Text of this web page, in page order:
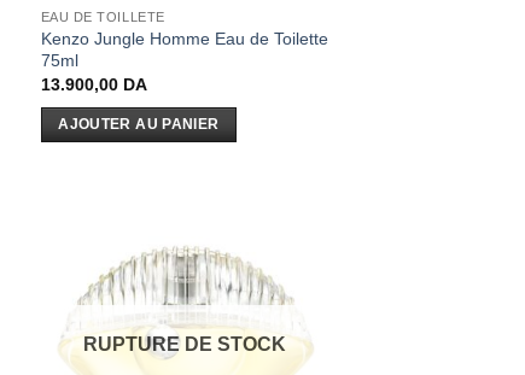
EAU DE TOILLETE
Kenzo Jungle Homme Eau de Toilette
75ml
13.900,00 DA
AJOUTER AU PANIER
RUPTURE DE STOCK